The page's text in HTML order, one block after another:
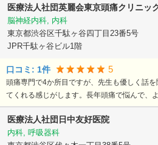
医療法人社団英麗会東京頭痛クリニッ
脳神経内科, 内科
東京都渋谷区千駄ヶ谷四丁目23番5号
JPR千駄ヶ谷ビル1階
口コミ: 1件 5
頭痛専門で4か所目ですが、先生も優しく話
てくれる感じがします。長年頭痛で悩んで、
医療法人社団日中友好医院
内科, 呼吸器科